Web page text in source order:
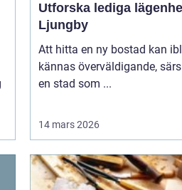
Utforska lediga
Ljungby
Att hitta en ny bostad kan
kännas överväldigande,
en stad som ...
14 mars 2026